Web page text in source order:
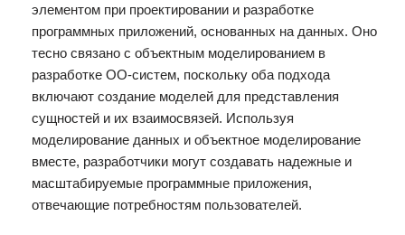
элементом при проектировании и разработке
программных приложений, основанных на данных. Оно
тесно связано с объектным моделированием в
разработке ОО-систем, поскольку оба подхода
включают создание моделей для представления
сущностей и их взаимосвязей. Используя
моделирование данных и объектное моделирование
вместе, разработчики могут создавать надежные и
масштабируемые программные приложения,
отвечающие потребностям пользователей.